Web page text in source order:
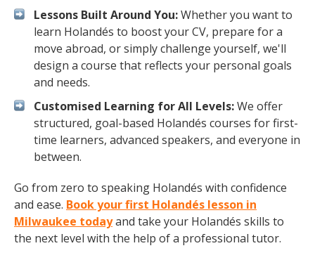
Lessons Built Around You:Whether you want to
learn Holandés to boost your CV, prepare for a
move abroad, or simply challenge yourself, we'll
design a course that reflects your personal goals
and needs.
Customised Learning for All Levels:We offer
structured, goal-based Holandés courses for first-
time learners, advanced speakers, and everyone in
between.
Go from zero to speaking Holandés with confidence
and ease. Book your first Holandés lesson in
Milwaukee todayand take your Holandés skills to
the next level with the help of a professional tutor.